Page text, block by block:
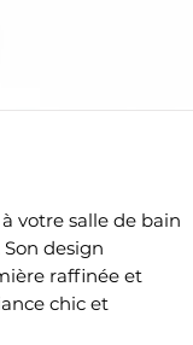
votre salle de bain
Son design
raffinée et
chic et